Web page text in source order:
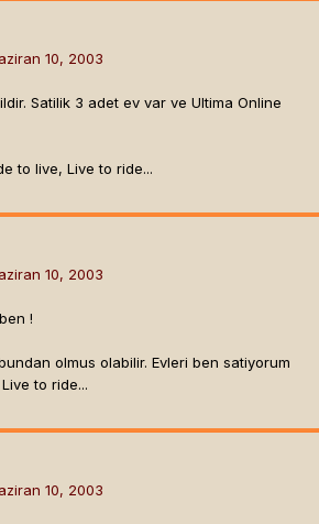
10, 2003
Satilik 3 adet ev var ve Ultima Online
to live, Live to ride...
10, 2003
!
olmus olabilir. Evleri ben satiyorum
to ride...
10, 2003